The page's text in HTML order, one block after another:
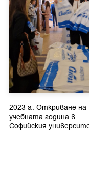
2023 г.: Откриване на
учебната година в
Софийския